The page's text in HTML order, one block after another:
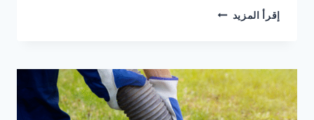
إقرأ المزيد تسليك
|0567414083